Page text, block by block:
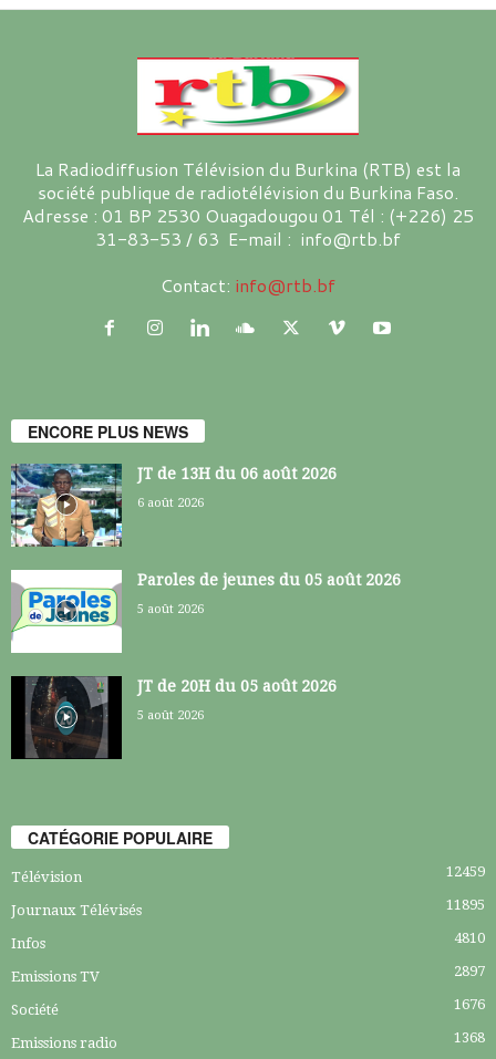
La Radiodiffusion Télévision du Burkina (RTB) est la
société publique de radiotélévision du Burkina Faso.
Adresse : 01 BP 2530 Ouagadougou 01 Tél : (+226) 25
31-83-53 / 63 E-mail : info@rtb.bf
Contact: info@rtb.bf
ENCORE PLUS NEWS
JT de 13H du 06 août 2026
6 août 2026
Paroles de jeunes du 05 août 2026
5 août 2026
JT de 20H du 05 août 2026
5 août 2026
CATÉGORIE POPULAIRE
Télévision 12459
Journaux Télévisés 11895
Infos 4810
Emissions TV 2897
Société 1676
Emissions radio 1368